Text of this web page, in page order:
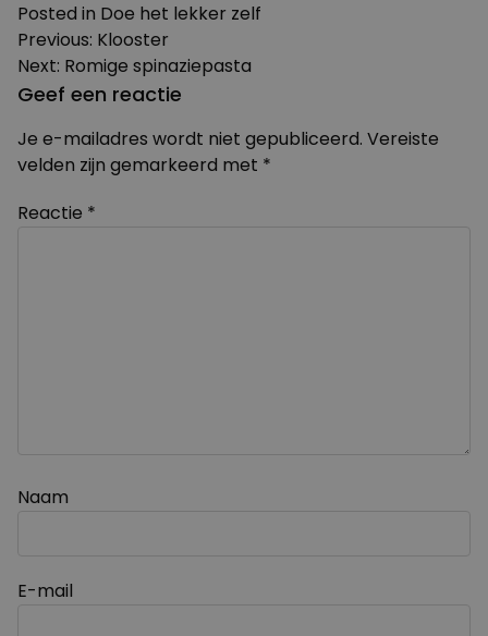
Posted in Doe het lekker zelf
Bericht
navigatie
Previous: Klooster
Next: Romige spinaziepasta
Geef een reactie
Je e-mailadres wordt niet gepubliceerd. Vereiste
velden zijn gemarkeerd met *
Reactie *
Naam
E-mail